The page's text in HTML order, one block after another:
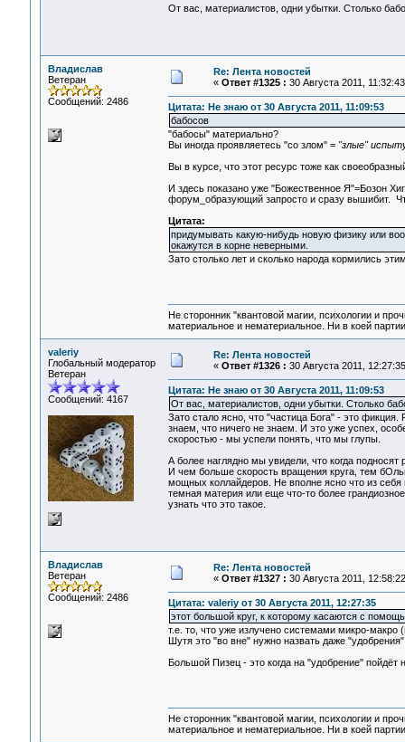
От вас, материалистов, одни убытки. Столько
Владислав
Ветеран
Сообщений: 2486
Re: Лента новостей
« Ответ #1325 : 30 Августа 2011,
Цитата: Не знаю от 30 Августа 2011, 11:09:53
бабосов
"бабосы" материально?
Вы иногда проявляетесь "со злом" = "злые"
Вы в курсе, что этот ресурс тоже как
И здесь показано уже "Божественное Я"=Бозон
форум_образующий запросто и сразу вышибит.
Цитата:
придумывать какую-нибудь новую физику или
окажутся в корне неверными.
Зато столько лет и сколько народа кормились
Не сторонник "квантовой магии, психологии и
материальное и нематериальное. Ни в коей
valeriy
Глобальный модератор
Ветеран
Сообщений: 4167
Re: Лента новостей
« Ответ #1326 : 30 Августа 2011,
Цитата: Не знаю от 30 Августа 2011, 11:09:53
От вас, материалистов, одни убытки. Столько
Зато стало ясно, что "частица Бога" - это
знаем, что ничего не знаем. И это уже успех,
скоростью - мы успели понять, что мы глупы.
А более наглядно мы увидели, что когда подносят
И чем больше скорость вращения круга, тем
мощных коллайдеров. Не вполне ясно что из
темная материя или еще что-то более
узнать что это такое.
Владислав
Ветеран
Сообщений: 2486
Re: Лента новостей
« Ответ #1327 : 30 Августа 2011,
Цитата: valeriy от 30 Августа 2011, 12:27:35
этот большой круг, к которому касаются с
т.е. то, что уже излучено системами микро-макро
Шутя это "во вне" нужно назвать даже
Большой Пизец - это когда на "удобрение"
Не сторонник "квантовой магии, психологии и
материальное и нематериальное. Ни в коей